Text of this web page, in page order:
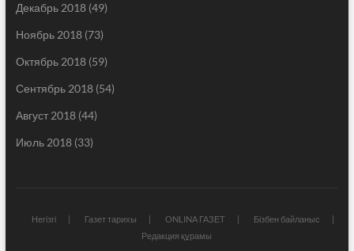
Декабрь 2018(49)
Ноябрь 2018(73)
Октябрь 2018(59)
Сентябрь 2018(54)
Август 2018(44)
Июль 2018(33)
Негізгі Газет тарихы ONLINA ГАЗЕТ
Бізбен байланыс
Редакция құрамы